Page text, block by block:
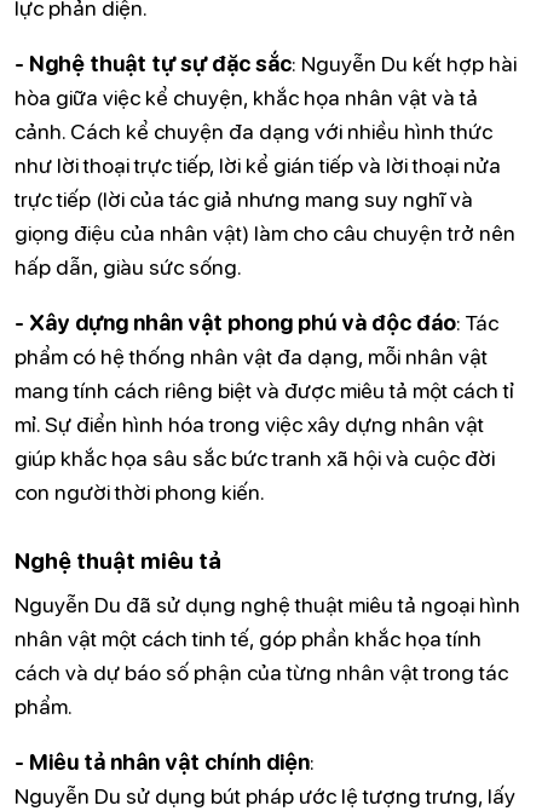
lực phản diện.
- Nghệ thuật tự sự đặc sắc: Nguyễn Du kết hợp hài
hòa giữa việc kể chuyện, khắc họa nhân vật và tả
cảnh. Cách kể chuyện đa dạng với nhiều hình thức
như lời thoại trực tiếp, lời kể gián tiếp và lời thoại nửa
trực tiếp (lời của tác giả nhưng mang suy nghĩ và
giọng điệu của nhân vật) làm cho câu chuyện trở nên
hấp dẫn, giàu sức sống.
- Xây dựng nhân vật phong phú và độc đáo: Tác
phẩm có hệ thống nhân vật đa dạng, mỗi nhân vật
mang tính cách riêng biệt và được miêu tả một cách tỉ
mỉ. Sự điển hình hóa trong việc xây dựng nhân vật
giúp khắc họa sâu sắc bức tranh xã hội và cuộc đời
con người thời phong kiến.
Nghệ thuật miêu tả
Nguyễn Du đã sử dụng nghệ thuật miêu tả ngoại hình
nhân vật một cách tinh tế, góp phần khắc họa tính
cách và dự báo số phận của từng nhân vật trong tác
phẩm.
- Miêu tả nhân vật chính diện:
Nguyễn Du sử dụng bút pháp ước lệ tượng trưng, lấy